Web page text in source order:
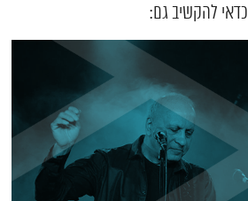
כדאי להקשיב גם: